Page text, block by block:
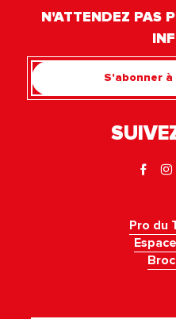
N'ATTENDEZ PAS
S'abonner
Pro du